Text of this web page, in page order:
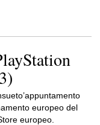
europeo del
europeo.